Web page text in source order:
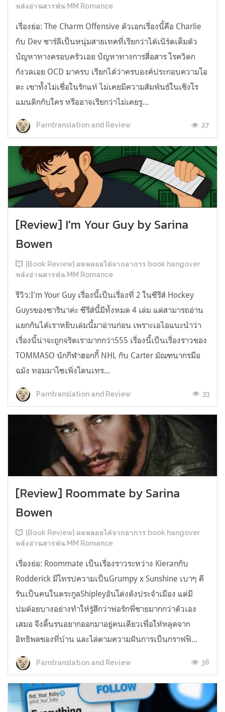
หลังอ่านสารพัน MM Romance
เรื่องย่อ: The Charm Offensive ตัวเอกเรื่องนี้คือ Charlie
กับ Dev ชาร์ลีเป็นหนุ่มสายเทคที่เรียกว่าได้เนิร์ดเต็มตัว
ปัญหาทางครอบครัวเอย ปัญหาทางการสื่อสาร โรควิตก
กังวลเอย OCD มาครบ เรียกได้ว่าครบองค์ประกอบความโอ
ตะ เขาทั้งไม่เชื่อในรักแท้ ไม่เคยมีความสัมพันธ์ในเชิงโร
แมนติกกับใคร หรืออาจเรียกว่าไม่เคยรู...
Parntranslation and Review 27
[Review] I'm Your Guy by Sarina
Bowen
[Book Review] ผลพลอยได้จากอาการ book hangover
หลังอ่านสารพัน MM Romance
รีวิว:I'm Your Guy เรื่องนี้เป็นเรื่องที่ 2 ในซีรีส์ Hockey
Guysของซารินาค่ะ ซีรีส์นี้มีทั้งหมด 4 เล่ม แต่สามารถอ่าน
แยกกันได้เราหยิบเล่มนี้มาอ่านก่อน เพราะเอไอแนะนำว่า
เรื่องนี้น่าจะถูกจริตเรามากกว่า555 เรื่องนี้เป็นเรื่องราวของ
TOMMASO นักกีฬาฮอกกี้ NHL กับ Carter มัณฑนากรมือ
ฉมัง ทอมมาโซเพิ่งโดนเทร...
Parntranslation and Review 33
[Review] Roommate by Sarina
Bowen
[Book Review] ผลพลอยได้จากอาการ book hangover
หลังอ่านสารพัน MM Romance
เรื่องย่อ: Roommate เป็นเรื่องราวระหว่าง Kieranกับ
Rodderick มีโทรปความเป็นGrumpy x Sunshine เบาๆ คี
รันเป็นคนในตระกูลShipleyอันโด่งดังประจำเมือง แต่มี
ปมด้อยบางอย่างทำให้รู้สึกว่าพ่อรักพี่ชายมากกว่าตัวเอง
เสมอ จึงดิ้นรนอยากออกมาอยู่คนเดียวเพื่อให้หลุดจาก
อิทธิพลของที่บ้าน และไล่ตามความฝันการเป็นกราฟฟิ...
Parntranslation and Review 36